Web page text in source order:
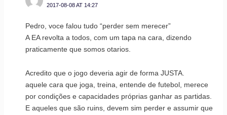
2017-08-08 AT 14:27
Pedro, voce falou tudo “perder sem merecer”
A EA revolta a todos, com um tapa na cara, dizendo
praticamente que somos otarios.
Acredito que o jogo deveria agir de forma JUSTA.
aquele cara que joga, treina, entende de futebol, merece
por condições e capacidades próprias ganhar as partidas.
E aqueles que são ruins, devem sim perder e assumir que